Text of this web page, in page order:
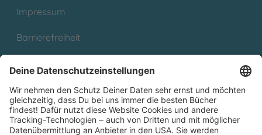
Impressum
Barrierefreiheit
Partnerprogramm (Affiliate)
Folge uns auf